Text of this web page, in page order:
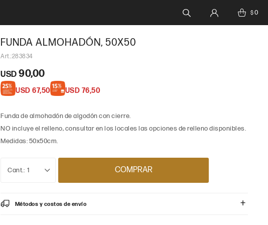
$0
FUNDA ALMOHADÓN, 50X50
283834
USD 90,00
USD 67,50 USD 76,50
Funda de almohadón de algodón con cierre.
NO incluye el relleno, consultar en los locales las opciones de relleno disponibles.
Medidas: 50x50cm.
1 COMPRAR
Métodos y costos de envío